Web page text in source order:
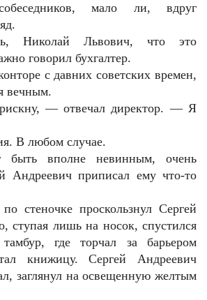
мало ли, вдруг
Львович, что это
говорил бухгалтер.
с давних советских времен,
вечным.
— отвечал директор. — Я
В любом случае.
быть вполне невинным, очень
Андреевич приписал ему что-то
стеночке проскользнул Сергей
ступая лишь на носок, спустился
где торчал за барьером
книжицу. Сергей Андреевич
заглянул на освещенную желтым